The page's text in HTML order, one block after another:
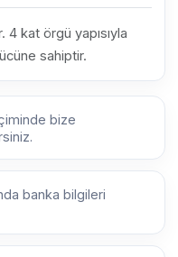
4 kat örgü yapısıyla
sahiptir.
bize
banka bilgileri